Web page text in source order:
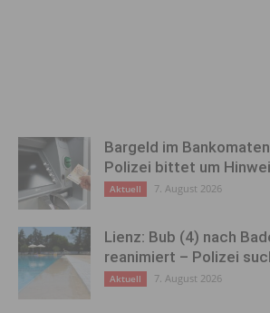
Bargeld im
Polizei bittet um
Aktuell 7. August 2026
Lienz: Bub (4) nach
reanimiert – Polizei
Aktuell 7. August 2026